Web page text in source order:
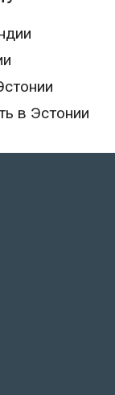
в Эстонии